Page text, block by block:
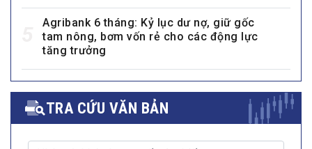
Agribank 6 tháng: Kỷ lục dư nợ, giữ gốc
tam nông, bơm vốn rẻ cho các động lực
tăng trưởng
TRA CỨU VĂN BẢN